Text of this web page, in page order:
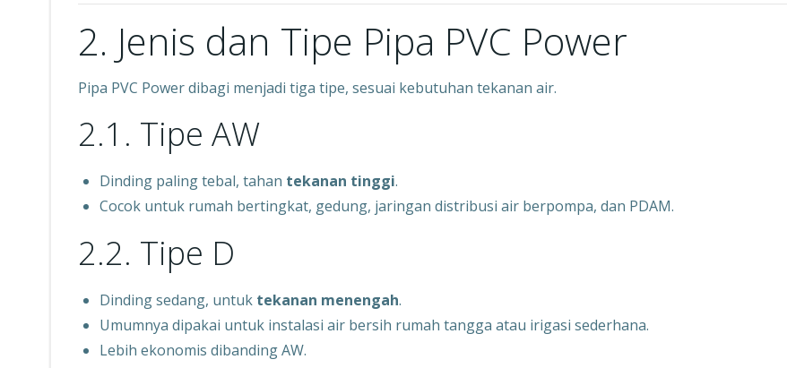
2. Jenis dan Tipe Pipa PVC Power
Pipa PVC Power dibagi menjadi tiga tipe, sesuai kebutuhan tekanan air.
2.1. Tipe AW
Dinding paling tebal, tahan tekanan tinggi.
Cocok untuk rumah bertingkat, gedung, jaringan distribusi air berpompa, dan PDAM.
2.2. Tipe D
Dinding sedang, untuk tekanan menengah.
Umumnya dipakai untuk instalasi air bersih rumah tangga atau irigasi sederhana.
Lebih ekonomis dibanding AW.